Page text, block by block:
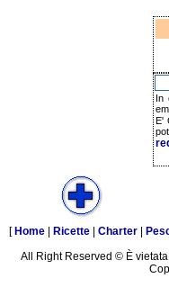
In
E'
[ Home Ricette Charter
All Right Reserved © È